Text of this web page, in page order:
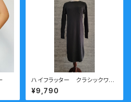
ハイフラッター クラシックワッ
フルワンピース チャコール
¥9,790